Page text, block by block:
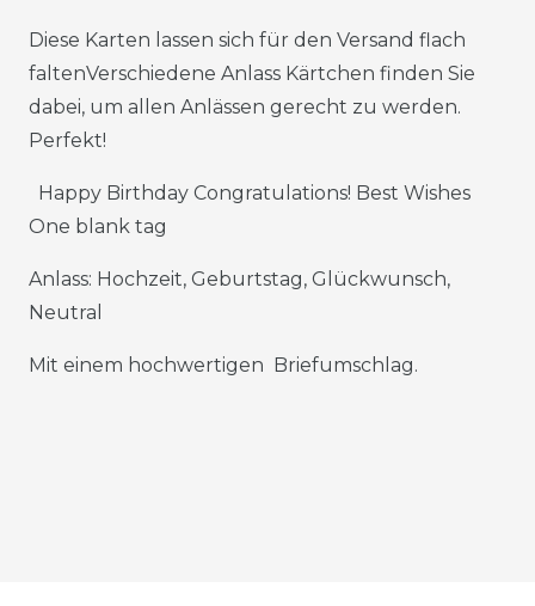
Diese Karten lassen sich für den Versand flach
faltenVerschiedene Anlass Kärtchen finden Sie
dabei, um allen Anlässen gerecht zu werden.
Perfekt!
Happy Birthday Congratulations! Best Wishes
One blank tag
Anlass: Hochzeit, Geburtstag, Glückwunsch,
Neutral
Mit einem hochwertigen Briefumschlag.